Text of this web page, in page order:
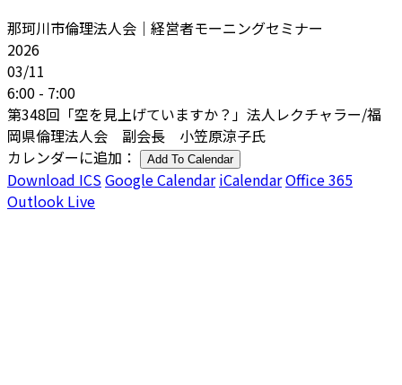
那珂川市倫理法人会｜経営者モーニングセミナー
2026
03/11
6:00 - 7:00
第348回「空を見上げていますか？」法人レクチャラー/福
岡県倫理法人会 副会長 小笠原涼子氏
カレンダーに追加：
Add To Calendar
Download ICSGoogle Calendar iCalendarOffice 365
Outlook Live